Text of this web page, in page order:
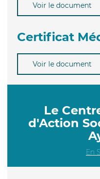
Voir le document
Certificat
Voir le document
Le
d'Action
En